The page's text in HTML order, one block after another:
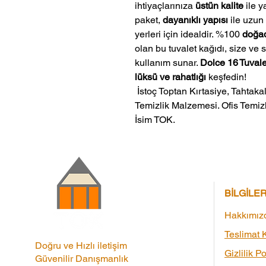
ihtiyaçlarınıza üstün kalite ile
paket, dayanıklı yapısı ile uzun
yerleri için idealdir. %100
olan bu tuvalet kağıdı, size ve
kullanım sunar. Dolce 16
lüksü ve rahatlığı keşfedin!
Temizlik Malzemesi. Ofis
İsim TOK.
Doğru ve Hızlı iletişim
Güvenilir Danışmanlık
Teslimat
Gizlilik